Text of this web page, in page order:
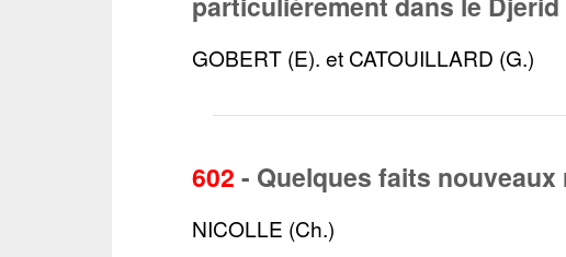
GOBERT (E). et CATOUILLARD (G.)
602 - Quelques faits
NICOLLE (Ch.)